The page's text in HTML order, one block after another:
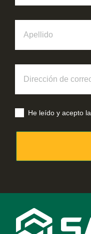
Footer
correo
electrónico
He leído y acepto la